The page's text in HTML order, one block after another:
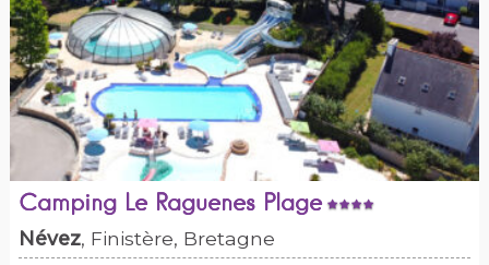
Camping Le Raguenes Plage
Névez, Finistère, Bretagne